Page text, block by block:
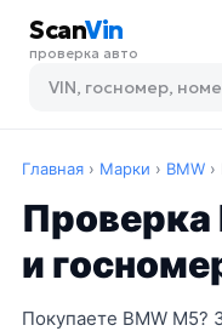
ScanVin
проверка авто
Главная › Марки › BMW ›
Проверка
и
Покупаете BMW M5?